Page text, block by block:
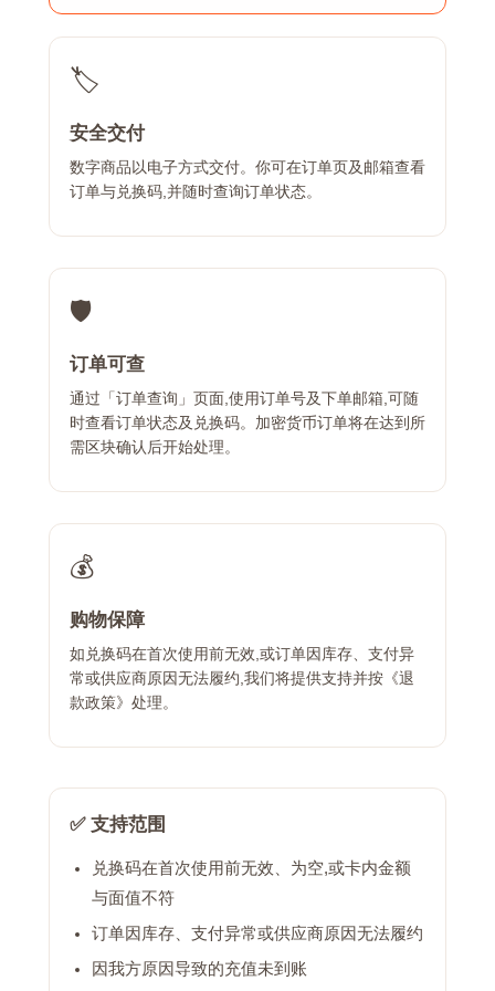
🏷️
安全交付
数字商品以电子方式交付。你可在订单页及邮箱查看
订单与兑换码,并随时查询订单状态。
🛡️
订单可查
通过「订单查询」页面,使用订单号及下单邮箱,可随
时查看订单状态及兑换码。加密货币订单将在达到所
需区块确认后开始处理。
💰
购物保障
如兑换码在首次使用前无效,或订单因库存、支付异
常或供应商原因无法履约,我们将提供支持并按《退
款政策》处理。
✅ 支持范围
兑换码在首次使用前无效、为空,或卡内金额
与面值不符
订单因库存、支付异常或供应商原因无法履约
因我方原因导致的充值未到账